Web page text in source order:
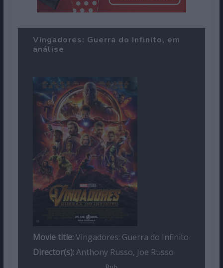
Vingadores: Guerra do Infinito, em
análise
Movie title:Vingadores: Guerra do Infinito
Director(s):Anthony Russo, Joe Russo